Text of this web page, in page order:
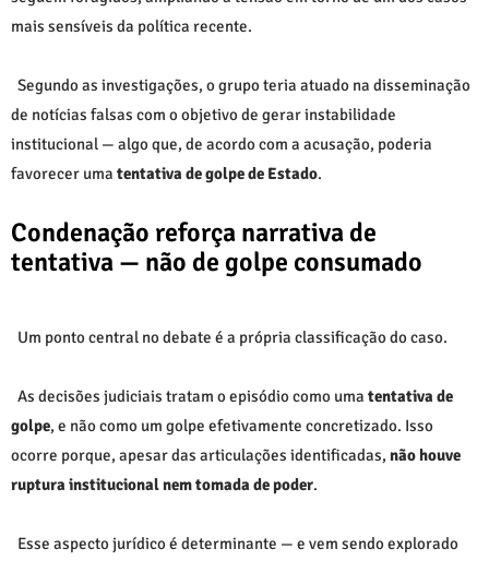
mais sensíveis da política recente.
Segundo as investigações, o grupo teria atuado na disseminação
de notícias falsas com o objetivo de gerar instabilidade
institucional — algo que, de acordo com a acusação, poderia
favorecer uma tentativa de golpe de Estado.
Condenação reforça narrativa de
tentativa — não de golpe consumado
Um ponto central no debate é a própria classificação do caso.
As decisões judiciais tratam o episódio como uma tentativa de
golpe, e não como um golpe efetivamente concretizado. Isso
ocorre porque, apesar das articulações identificadas, não houve
ruptura institucional nem tomada de poder.
Esse aspecto jurídico é determinante — e vem sendo explorado